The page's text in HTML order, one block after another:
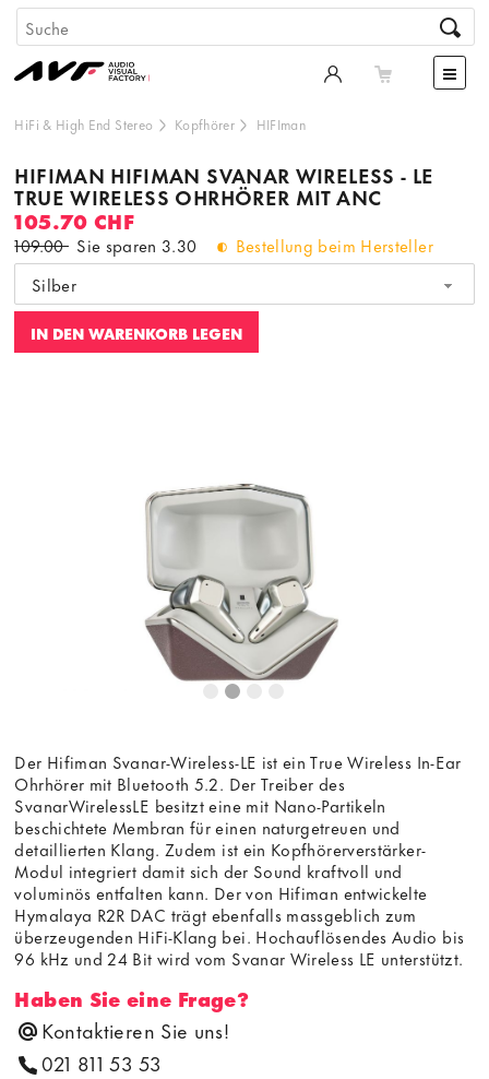
HiFi & High End Stereo Kopfhörer HIFIman
HIFIMAN HIFIMAN SVANAR WIRELESS - LE
TRUE WIRELESS OHRHÖRER MIT ANC
105.70 CHF
109.00 Sie sparen 3.30
Bestellung beim Hersteller
Silber
IN DEN WARENKORB LEGEN
Der Hifiman Svanar-Wireless-LE ist ein True Wireless In-Ear
Ohrhörer mit Bluetooth 5.2. Der Treiber des
SvanarWirelessLE besitzt eine mit Nano-Partikeln
beschichtete Membran für einen naturgetreuen und
detaillierten Klang. Zudem ist ein Kopfhörerverstärker-
Modul integriert damit sich der Sound kraftvoll und
voluminös entfalten kann. Der von Hifiman entwickelte
Hymalaya R2R DAC trägt ebenfalls massgeblich zum
überzeugenden HiFi-Klang bei. Hochauflösendes Audio bis
96 kHz und 24 Bit wird vom Svanar Wireless LE unterstützt.
Haben Sie eine Frage?
Kontaktieren Sie uns!
021 811 53 53